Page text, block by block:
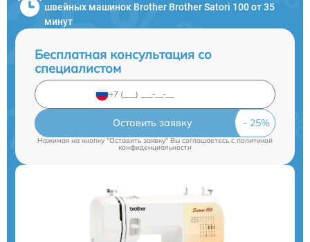
швейных машинок Brother Brother Satori 100 от 35
минут
Бесплатная консультация со
специалистом
Оставить заявку
Нажимая на кнопку "Оставить заявку" Вы соглашаетесь cполитикой
конфиденциальности